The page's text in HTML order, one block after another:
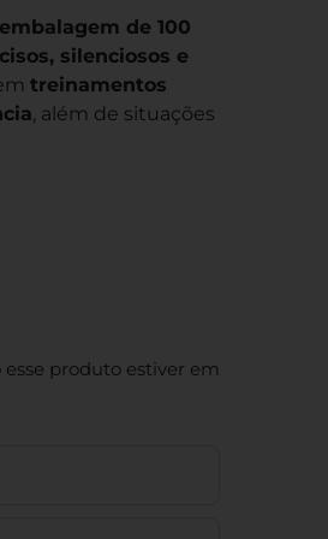
embalagem de 100
silenciosos e
treinamentos
, além de situações
produto estiver em